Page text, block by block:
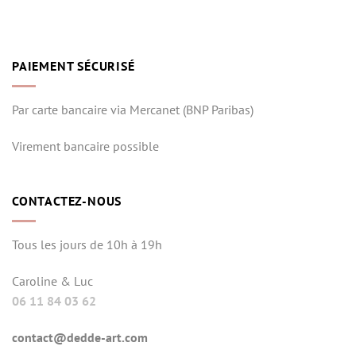
PAIEMENT SÉCURISÉ
Par carte bancaire via Mercanet (BNP Paribas)
Virement bancaire possible
CONTACTEZ-NOUS
Tous les jours de 10h à 19h
Caroline & Luc
06 11 84 03 62
contact@dedde-art.com